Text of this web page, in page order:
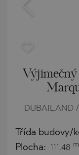
DUBAILAND
Třída budovy/
Plocha: 111.48